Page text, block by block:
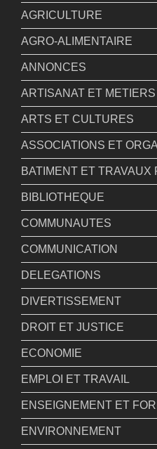
AGRICULTURE
AGRO-ALIMENTAIRE
ANNONCES
ARTISANAT ET METIERS
ARTS ET CULTURES
ASSOCIATIONS ET
BATIMENT ET TRAVAUX
BIBLIOTHEQUE
COMMUNAUTES
COMMUNICATION
DELEGATIONS
DIVERTISSEMENT
DROIT ET JUSTICE
ECONOMIE
EMPLOI ET TRAVAIL
ENSEIGNEMENT ET
ENVIRONNEMENT